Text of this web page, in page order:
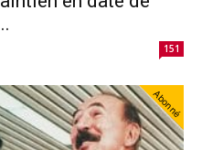
151
Abonné